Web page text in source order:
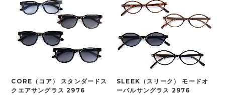
CORE（コア） スタンダードス
クエアサングラス 2976
SLEEK（スリーク） モードオ
ーバルサングラス 2976